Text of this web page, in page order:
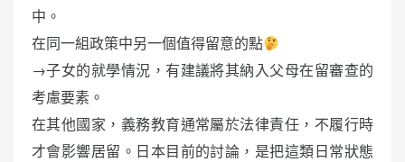
中。
在同一組政策中另一個值得留意的點
→子女的就學情況，有建議將其納入父母在留審查的
考慮要素。
在其他國家，義務教育通常屬於法律責任，不履行時
才會影響居留。日本目前的討論，是把這類日常狀態